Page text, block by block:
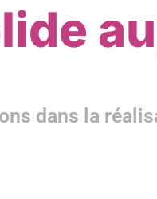
dans la